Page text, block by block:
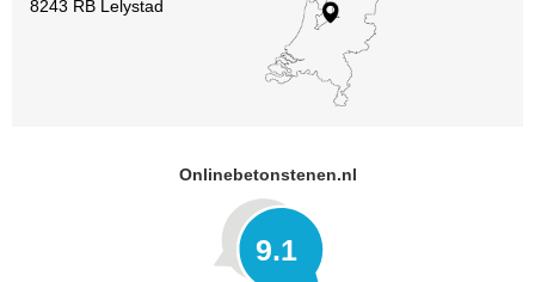
8243 RB Lelystad
Onlinebetonstenen.nl
9.1